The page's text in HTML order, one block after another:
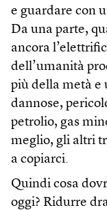
e guardare con
Da una parte,
ancora
dell’umanità
più della metà e
dannose,
petrolio, gas
meglio, gli altri
a copiarci.
Quindi cosa
oggi? Ridurre